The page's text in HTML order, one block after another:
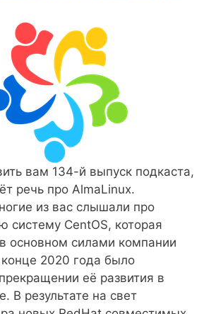
вам 134-й выпуск подкаста,
речь про AlmaLinux.
из вас слышали про
систему CentOS, которая
основном силами компании
2020 года было
её развития в
В результате на свет